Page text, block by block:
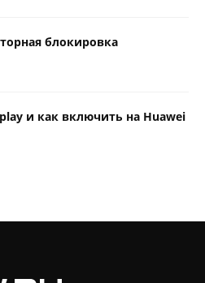
блокировка
и как включить на Huawei